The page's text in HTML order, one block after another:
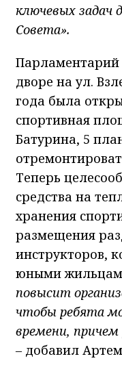
ключевых задач
Совета».
Парламентарий
дворе на ул.
года была
спортивная
Батурина, 5
Теперь
средства на
хранения
размещения
инструкторов,
юными
повысит
чтобы ребята
времени,
–добавил